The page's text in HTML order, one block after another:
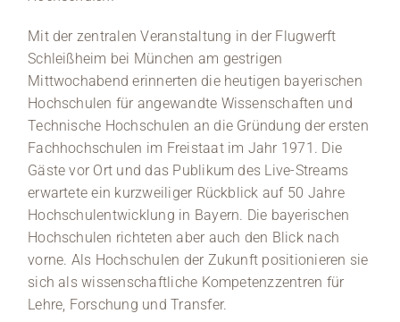
Mit der zentralen Veranstaltung in der Flugwerft
Schleißheim bei München am gestrigen
Mittwochabend erinnerten die heutigen bayerischen
Hochschulen für angewandte Wissenschaften und
Technische Hochschulen an die Gründung der ersten
Fachhochschulen im Freistaat im Jahr 1971. Die
Gäste vor Ort und das Publikum des Live-Streams
erwartete ein kurzweiliger Rückblick auf 50 Jahre
Hochschulentwicklung in Bayern. Die bayerischen
Hochschulen richteten aber auch den Blick nach
vorne. Als Hochschulen der Zukunft positionieren sie
sich als wissenschaftliche Kompetenzzentren für
Lehre, Forschung und Transfer.